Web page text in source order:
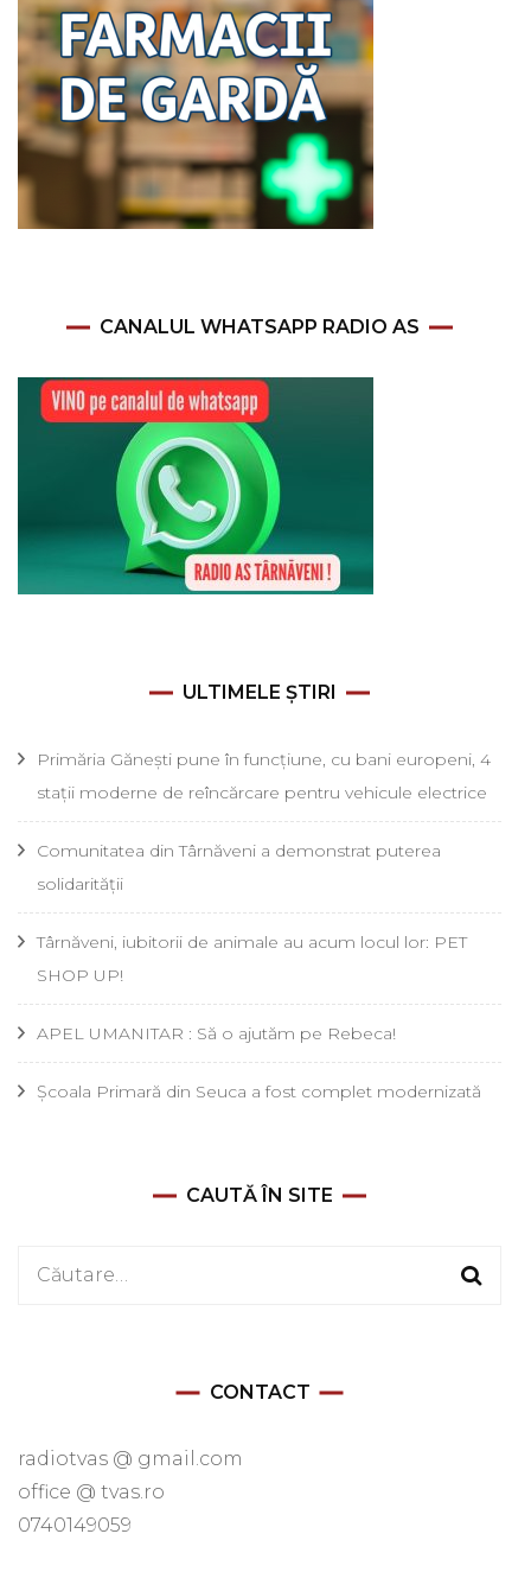
CANALUL WHATSAPP RADIO AS
ULTIMELE ȘTIRI
Primăria Gănești pune în funcțiune, cu bani europeni, 4
stații moderne de reîncărcare pentru vehicule electrice
Comunitatea din Târnăveni a demonstrat puterea
solidarității
Târnăveni, iubitorii de animale au acum locul lor: PET
SHOP UP!
APEL UMANITAR : Să o ajutăm pe Rebeca!
Școala Primară din Seuca a fost complet modernizată
CAUTĂ ÎN SITE
Caută
CONTACT
radiotvas @ gmail.com
office @ tvas.ro
0740149059